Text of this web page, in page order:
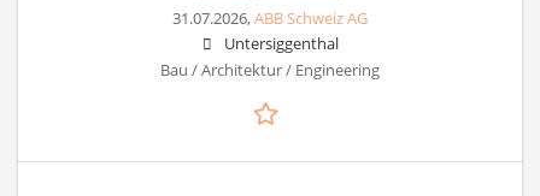
31.07.2026,ABB Schweiz AG
Untersiggenthal
Bau / Architektur / Engineering